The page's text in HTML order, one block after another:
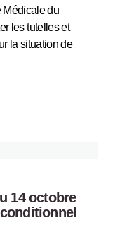
Médicale du
les tutelles et
la situation de
14 octobre